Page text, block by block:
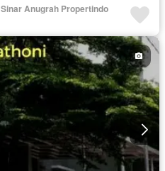
Anugrah Propertindo